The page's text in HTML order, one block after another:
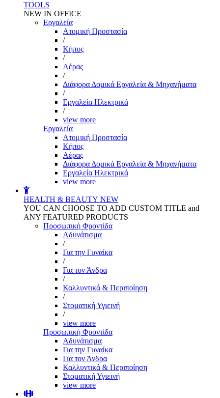
TOOLS
NEW IN OFFICE
Εργαλεία
Aτομική Προστασία
/
Kήπος
/
Αέρας
/
Διάφορα Δομικά Εργαλεία & Μηχανήματα
/
Εργαλεία Ηλεκτρικά
/
view more
Εργαλεία
Aτομική Προστασία
Kήπος
Αέρας
Διάφορα Δομικά Εργαλεία & Μηχανήματα
Εργαλεία Ηλεκτρικά
view more
HEALTH & BEAUTY NEW
YOU CAN CHOOSE TO ADD CUSTOM TITLE and
ANY FEATURED PRODUCTS
Προσωπική Φροντίδα
Αδυνάτισμα
/
Για την Γυναίκα
/
Για τον Άνδρα
/
Καλλυντικά & Περιποίηση
/
Στοματική Υγιεινή
/
view more
Προσωπική Φροντίδα
Αδυνάτισμα
Για την Γυναίκα
Για τον Άνδρα
Καλλυντικά & Περιποίηση
Στοματική Υγιεινή
view more